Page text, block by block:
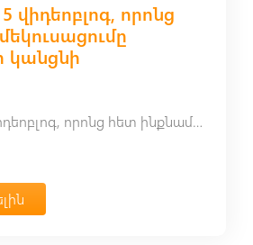
վիդեոբլոգ, որոնց
կանցնի
Օգտակար․ 5 վիդեոբլոգ, որոնց հետ ինքնամեկուսացումը հետաքրքիր կանցնի